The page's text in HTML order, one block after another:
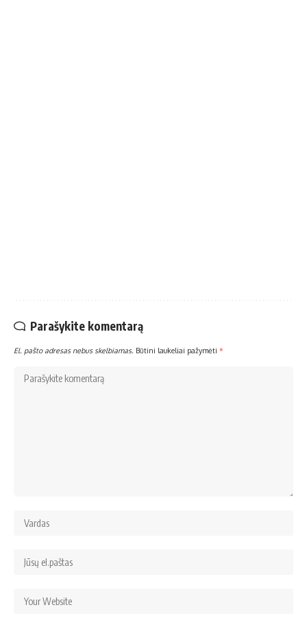
Parašykite komentarą
El. pašto adresas nebus skelbiamas. Būtini laukeliai pažymėti *